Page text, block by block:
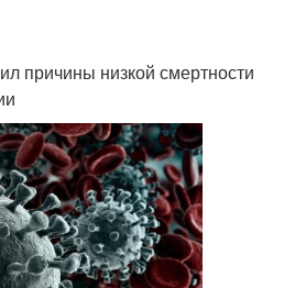
причины низкой смертности